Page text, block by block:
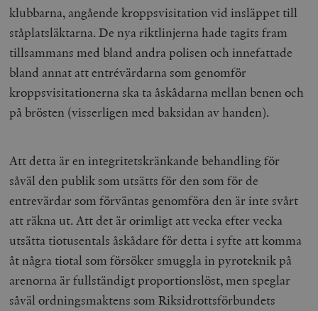
klubbarna, angående kroppsvisitation vid insläppet till
ståplatsläktarna. De nya riktlinjerna hade tagits fram
tillsammans med bland andra polisen och innefattade
bland annat att entrévärdarna som genomför
kroppsvisitationerna ska ta åskådarna mellan benen och
på brösten (visserligen med baksidan av handen).
Att detta är en integritetskränkande behandling för
såväl den publik som utsätts för den som för de
entrevärdar som förväntas genomföra den är inte svårt
att räkna ut. Att det är orimligt att vecka efter vecka
utsätta tiotusentals åskådare för detta i syfte att komma
åt några tiotal som försöker smuggla in pyroteknik på
arenorna är fullständigt proportionslöst, men speglar
såväl ordningsmaktens som Riksidrottsförbundets